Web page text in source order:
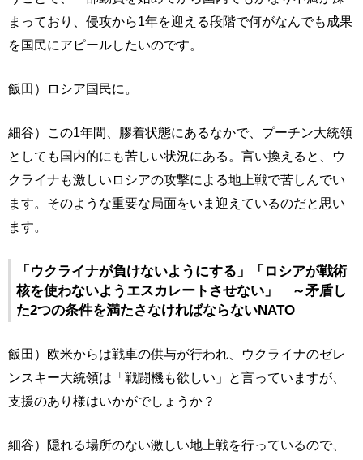
まっており、侵攻から1年を迎える段階で何がなんでも成果
を国民にアピールしたいのです。
飯田）ロシア国民に。
細谷）この1年間、膠着状態にあるなかで、プーチン大統領
としても国内的にも苦しい状況にある。言い換えると、ウ
クライナも激しいロシアの攻撃による地上戦で苦しんでい
ます。そのような重要な局面をいま迎えているのだと思い
ます。
「ウクライナが負けないようにする」「ロシアが戦術
核を使わないようエスカレートさせない」 ～矛盾し
た2つの条件を満たさなければならないNATO
飯田）欧米からは戦車の供与が行われ、ウクライナのゼレ
ンスキー大統領は「戦闘機も欲しい」と言っていますが、
支援のあり様はいかがでしょうか？
細谷）隠れる場所のない激しい地上戦を行っているので、